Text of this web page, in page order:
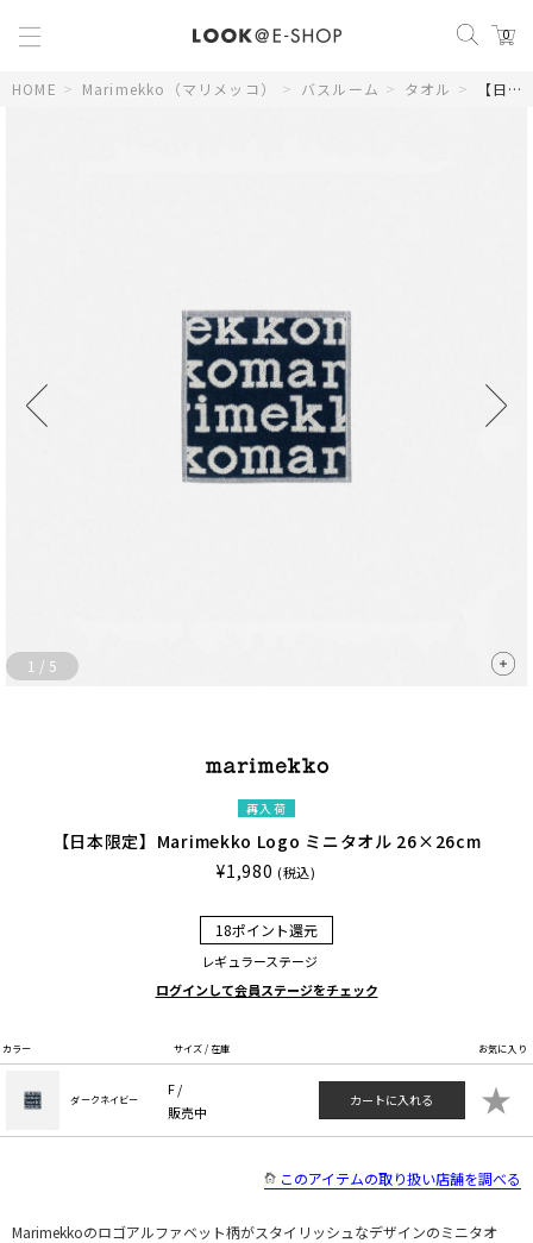
0
HOME > Marimekko（マリメッコ） > バスルーム > タオル > 【日本限定】Marimekko Logo ミニタオル 26×26cm
1 / 5
再入荷
【日本限定】Marimekko Logo ミニタオル 26×26cm
¥1,980 (税込)
18ポイント還元
レギュラーステージ
ログインして会員ステージをチェック
カラー サイズ / 在庫 お気に入り
ダークネイビー
F /
販売中
カートに入れる ★
このアイテムの取り扱い店舗を調べる
Marimekkoのロゴアルファベット柄がスタイリッシュなデザインのミニタオ